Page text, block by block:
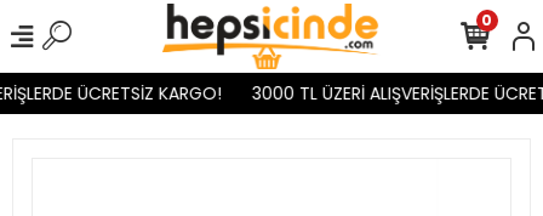
ÜCRETSİZ KARGO! 3000 TL ÜZERİ ALIŞVERİŞLERDE
0